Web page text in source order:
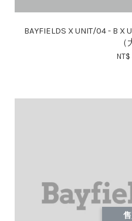
BAYFIELDS X UNIT/04 - B X
（